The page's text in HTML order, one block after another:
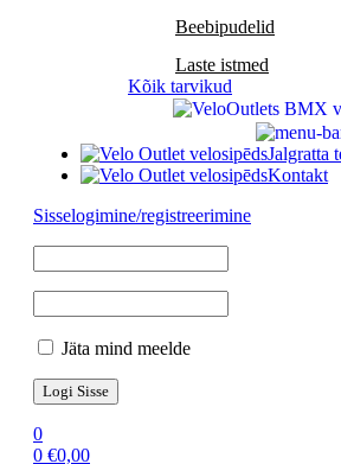
Beebipudelid
Laste istmed
Kõik tarvikud
Jalgratta
Kontakt
Sisselogimine/registreerimine
Jäta mind meelde
0
0 €0,00